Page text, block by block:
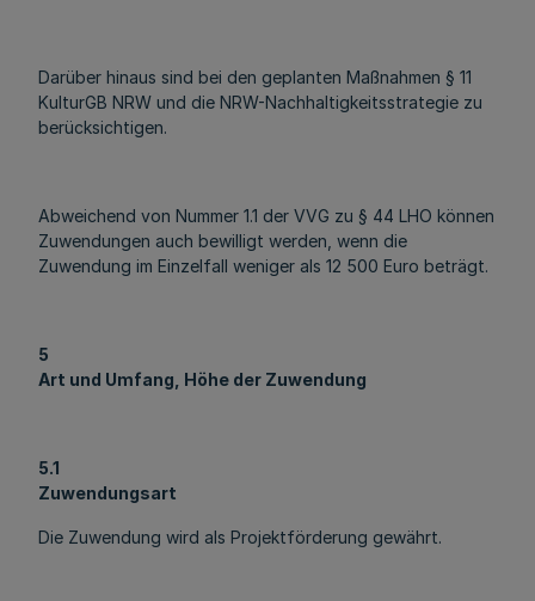
Darüber hinaus sind bei den geplanten Maßnahmen § 11
KulturGB NRW und die NRW-Nachhaltigkeitsstrategie zu
berücksichtigen.
Abweichend von Nummer 1.1 der VVG zu § 44 LHO können
Zuwendungen auch bewilligt werden, wenn die
Zuwendung im Einzelfall weniger als 12 500 Euro beträgt.
5
Art und Umfang, Höhe der Zuwendung
5.1
Zuwendungsart
Die Zuwendung wird als Projektförderung gewährt.